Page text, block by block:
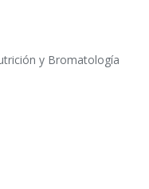
y Bromatología